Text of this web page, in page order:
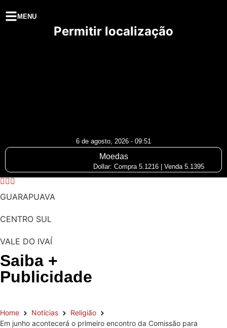
MENU
Permitir localização
6 de agosto, 2026 - 09:51
Moedas
Dollar: Compra 5.1216 | Venda 5.1395
GUARAPUAVA
CENTRO SUL
VALE DO IVAÍ
Saiba +
Publicidade
Home Notícias
Religião
Em junho acontecerá o primeiro encontro da Comissão para